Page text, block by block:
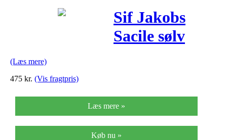
Sif Jakobs
Sacile sølv
(Læs mere)
475 kr. (Vis fragtpris)
Læs mere »
Køb nu »